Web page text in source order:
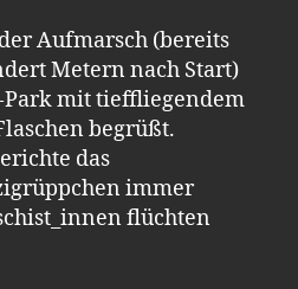
Aufmarsch (bereits
Metern nach Start)
mit tieffliegendem
begrüßt.
das
immer
flüchten